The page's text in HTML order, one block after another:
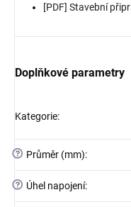
[PDF] Stavební
Doplňkové parametry
Kategorie:
? Průměr (mm):
? Úhel napojení: